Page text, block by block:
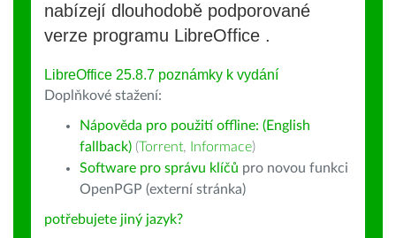
nabízejí dlouhodobě podporované
verze programu LibreOffice .
LibreOffice 25.8.7 poznámky k vydání
Doplňkové stažení:
Nápověda pro použití offline: (English
fallback) (Torrent, Informace)
Software pro správu klíčů pro novou funkci
OpenPGP (externí stránka)
potřebujete jiný jazyk?